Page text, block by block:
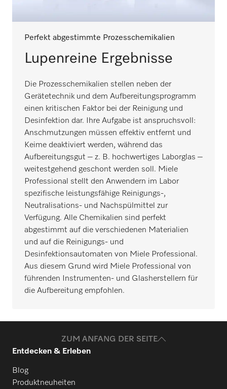
Perfekt abgestimmte Prozesschemikalien
Lupenreine Ergebnisse
Die Prozesschemikalien stellen neben der
Gerätetechnik und dem Aufbereitungsprogramm
einen kritischen Faktor bei der Reinigung und
Desinfektion dar. Ihre Aufgabe ist anspruchsvoll:
Anschmutzungen müssen effektiv entfernt und
Keime deaktiviert werden, während das
Aufbereitungsgut – z. B. hochwertiges Laborglas –
weitestgehend geschont werden soll. Miele
Professional stellt den Anwendern im Labor
spezifische leistungsfähige Reinigungs-,
Neutralisations- und Nachspülmittel zur
Verfügung. Alle Chemikalien sind perfekt
abgestimmt auf die verschiedenen Materialien
und auf die Reinigungs- und
Desinfektionsautomaten von Miele Professional.
Aus diesem Grund wird Miele Professional von
führenden Instrumenten- und Glasherstellern für
die Aufbereitung empfohlen.
ZUM ANFANG DER SEITE
Entdecken & Erleben
Blog
Produktneuheiten